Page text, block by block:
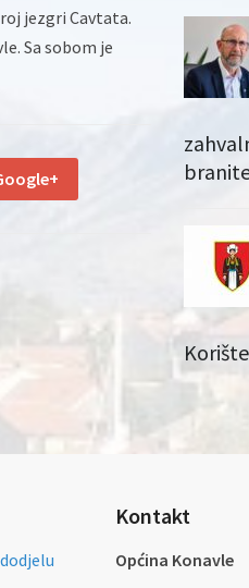
jezgri Cavtata.
Sa sobom je
Kontakt
Općina Konavle